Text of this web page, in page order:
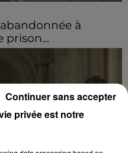
à
prison...
privée est notre
Continuer sans accepter